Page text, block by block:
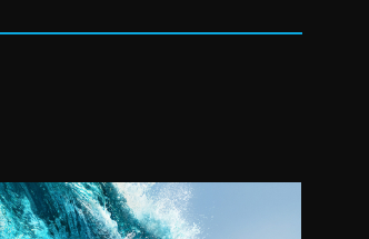
11:00
08.08.2026.